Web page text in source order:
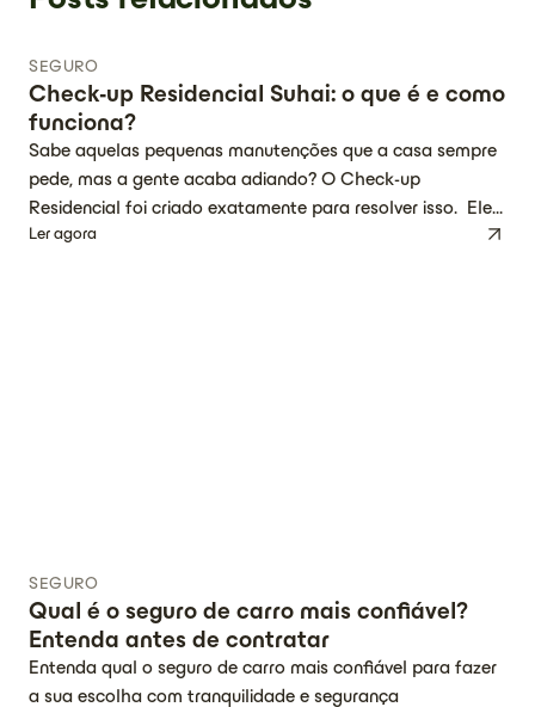
SEGURO
Check-up Residencial Suhai: o que é e como
funciona?
Sabe aquelas pequenas manutenções que a casa sempre
pede, mas a gente acaba adiando? O Check-up
Residencial foi criado exatamente para resolver isso. Ele é
um pacote de manutenção preventiva pensado para
Ler agora
SEGURO
Qual é o seguro de carro mais confiável?
Entenda antes de contratar
Entenda qual o seguro de carro mais confiável para fazer
a sua escolha com tranquilidade e segurança